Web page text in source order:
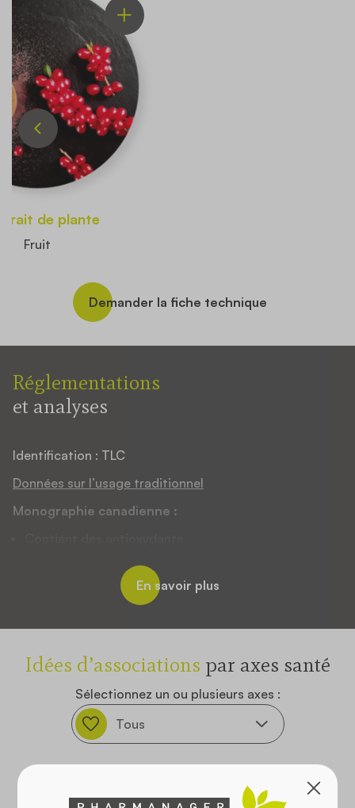
de plante
Fruit
Demander la fiche technique
Réglementations
et analyses
Identification : TLC
Données sur l’usage traditionnel
Monographie canadienne :
En savoir plus
Idées d’associations par axes santé
Sélectionnez un ou plusieurs axes :